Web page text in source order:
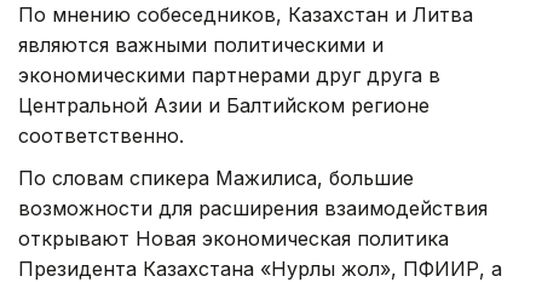
По мнению собеседников, Казахстан и Литва
являются важными политическими и
экономическими партнерами друг друга в
Центральной Азии и Балтийском регионе
соответственно.
По словам спикера Мажилиса, большие
возможности для расширения взаимодействия
открывают Новая экономическая политика
Президента Казахстана «Нурлы жол», ПФИИР, а